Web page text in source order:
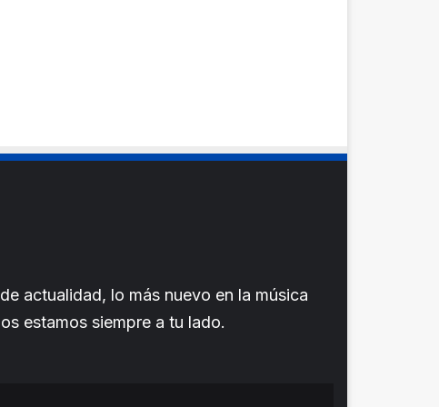
actualidad, lo más nuevo en la música
estamos siempre a tu lado.